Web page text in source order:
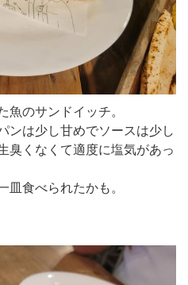
魚のサンドイッチ。
ンは少し甘めでソースは少し
臭くなくて適度に塩気があっ
皿食べられたかも。